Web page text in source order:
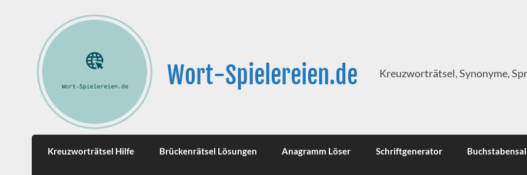
Wort-Spielereien.de Kreuzworträtsel, Synonyme,
Kreuzworträtsel Hilfe Brückenrätsel Lösungen Anagramm Löser Schriftgenerator